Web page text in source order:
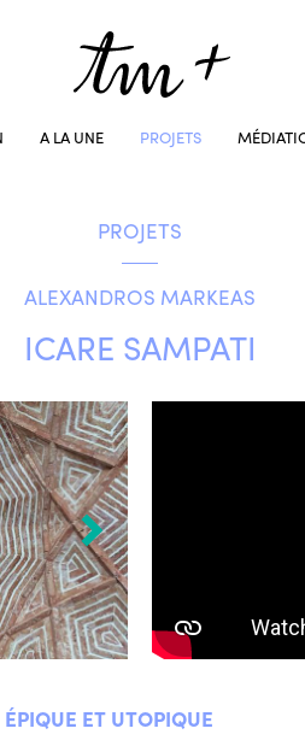
A LA UNE PROJETS
PROJETS
ALEXANDROS MARKEAS
ICARE SAMPATI
ET UTOPIQUE